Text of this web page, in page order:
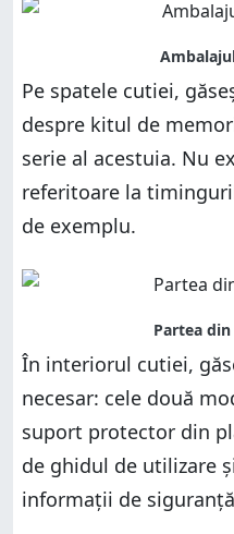
Pe spatele cutiei,
despre kitul de
serie al acestuia. Nu
referitoare la
de exemplu.
În interiorul cutiei,
necesar: cele două
suport protector din
de ghidul de utilizare
informații de